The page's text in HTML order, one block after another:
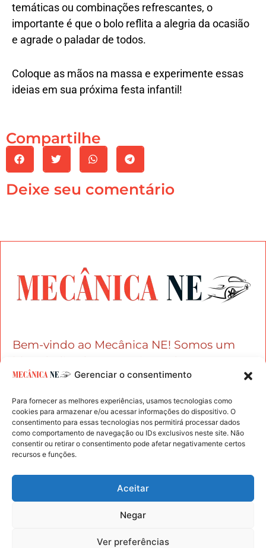
Gerenciar o consentimento
Para fornecer as melhores experiências, usamos tecnologias como
cookies para armazenar e/ou acessar informações do dispositivo. O
consentimento para essas tecnologias nos permitirá processar dados
como comportamento de navegação ou IDs exclusivos neste site. Não
consentir ou retirar o consentimento pode afetar negativamente certos
recursos e funções.
Aceitar
Negar
Ver preferências
temáticas ou combinações refrescantes, o
importante é que o bolo reflita a alegria da ocasião
e agrade o paladar de todos.
Coloque as mãos na massa e experimente essas
ideias em sua próxima festa infantil!
Compartilhe
Deixe seu comentário
Bem-vindo ao Mecânica NE! Somos um
blog dedicado aos apaixonados por carros
e entusiastas da mecânica automotiva.
Mecanica NE - Copyright © 2024 Todos os Direitos
Termos de Uso